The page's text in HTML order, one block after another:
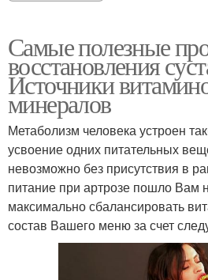
Самые полезные
восстановления
Источники
минералов
Метаболизм человека устроен
усвоение одних питательных
невозможно без присутствия в
питание при артрозе пошло Вам
максимально сбалансировать
состав Вашего меню за счет